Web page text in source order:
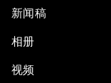
新闻稿
相册
视频